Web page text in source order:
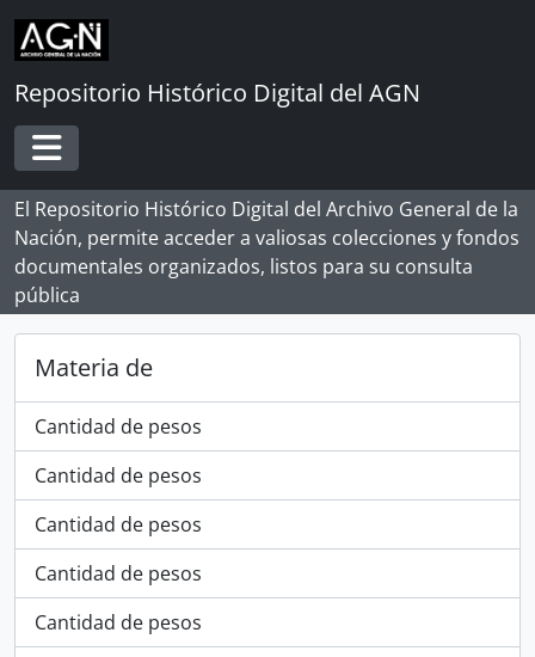
Skip to main content
Repositorio Histórico Digital del AGN
Toggle navigation
El Repositorio Histórico Digital del Archivo General de la
Nación, permite acceder a valiosas colecciones y fondos
documentales organizados, listos para su consulta
pública
Materia de
Cantidad de pesos
Cantidad de pesos
Cantidad de pesos
Cantidad de pesos
Cantidad de pesos